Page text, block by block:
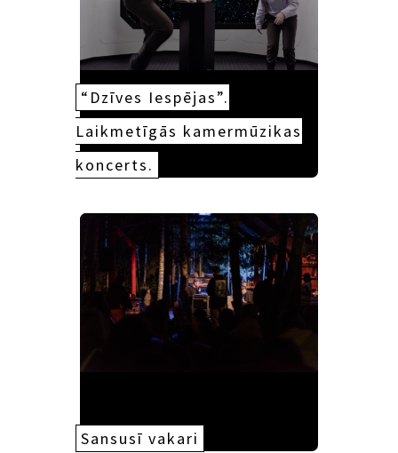
“Dzīves Iespējas”.
Laikmetīgās kamermūzikas
koncerts.
Sansusī vakari